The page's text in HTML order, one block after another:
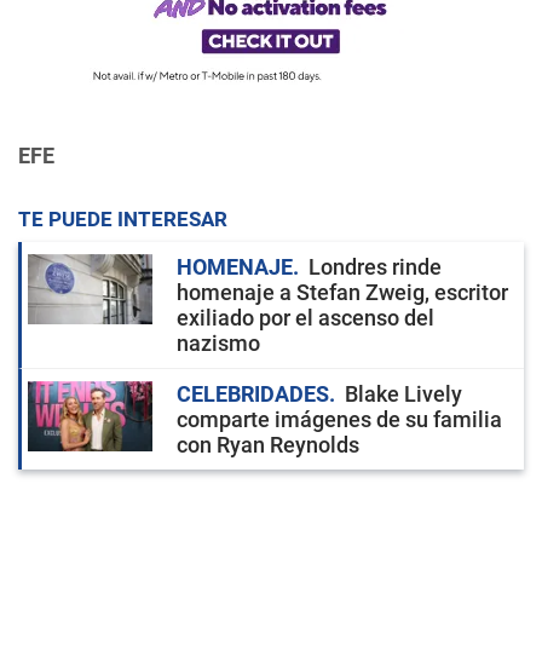
EFE
TE PUEDE INTERESAR
HOMENAJE
Londres rinde
homenaje a Stefan Zweig, escritor
exiliado por el ascenso del
nazismo
CELEBRIDADES
Blake Lively
comparte imágenes de su familia
con Ryan Reynolds